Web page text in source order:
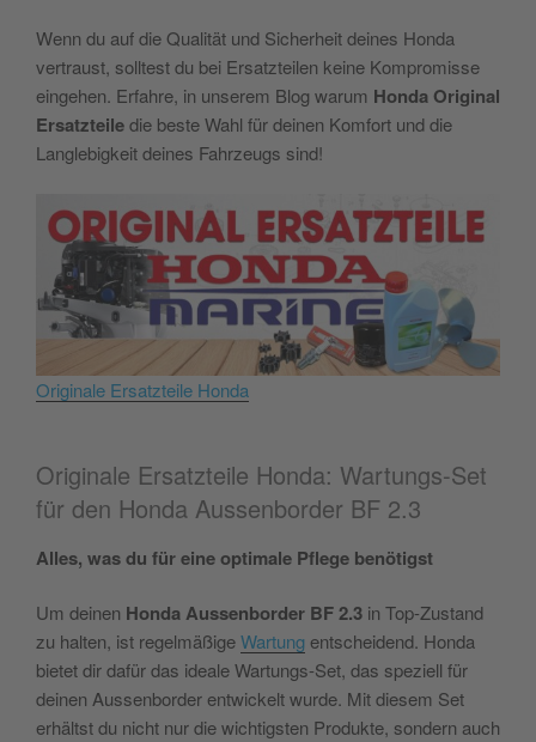
Wenn du auf die Qualität und Sicherheit deines Honda
vertraust, solltest du bei Ersatzteilen keine Kompromisse
eingehen. Erfahre, in unserem Blog warum Honda Original
Ersatzteiledie beste Wahl für deinen Komfort und die
Langlebigkeit deines Fahrzeugs sind!
Originale Ersatzteile Honda
Originale Ersatzteile Honda: Wartungs-Set
für den Honda Aussenborder BF 2.3
Alles, was du für eine optimale Pflege benötigst
Um deinen Honda Aussenborder BF 2.3 in Top-Zustand
zu halten, ist regelmäßigeWartung entscheidend. Honda
bietet dir dafür das ideale Wartungs-Set, das speziell für
deinen Aussenborder entwickelt wurde. Mit diesem Set
erhältst du nicht nur die wichtigsten Produkte, sondern auch